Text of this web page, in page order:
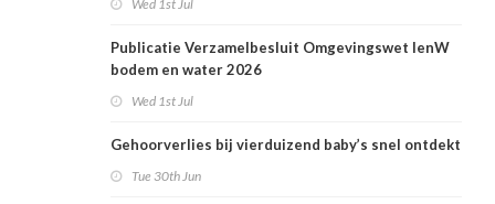
Wed 1st Jul
Publicatie Verzamelbesluit Omgevingswet IenW
bodem en water 2026
Wed 1st Jul
Gehoorverlies bij vierduizend baby’s snel ontdekt
Tue 30th Jun